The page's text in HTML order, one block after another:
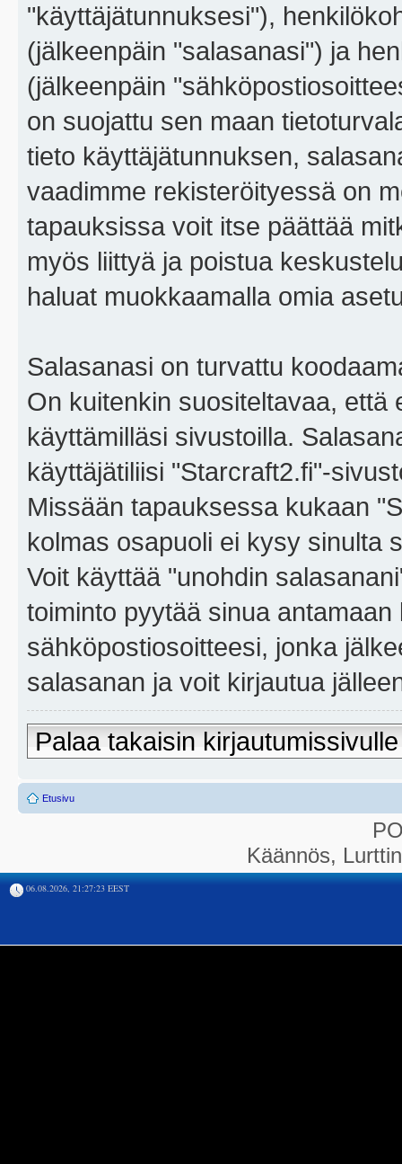
"käyttäjätunnuksesi"),
(jälkeenpäin "salasanasi") ja
(jälkeenpäin
on suojattu sen maan
tieto käyttäjätunnuksen,
vaadimme rekisteröityessä on
tapauksissa voit itse päättää
myös liittyä ja poistua
haluat muokkaamalla omia
Salasanasi on turvattu
On kuitenkin suositeltavaa,
käyttämilläsi sivustoilla.
käyttäjätiliisi "Starcraft2.fi"-
Missään tapauksessa kukaan
kolmas osapuoli ei kysy sinulta
Voit käyttää "unohdin
toiminto pyytää sinua
sähköpostiosoitteesi, jonka
salasanan ja voit kirjautua
Palaa takaisin kirjautumissivulle
Etusivu
Käännös,
06.08.2026, 21:27:23 EEST